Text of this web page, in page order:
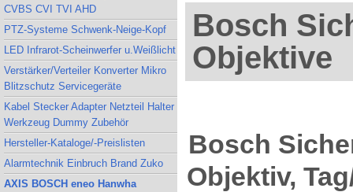
CVBS CVI TVI AHD
PTZ-Systeme Schwenk-Neige-Kopf
LED Infrarot-Scheinwerfer u.Weißlicht
Verstärker/Verteiler Konverter Mikro
Blitzschutz Servicegeräte
Kabel Stecker Adapter Netzteil Halter
Werkzeug Dummy Zubehör
Hersteller-Kataloge/-Preislisten
Alarmtechnik Einbruch Brand Zuko
AXIS BOSCH eneo Hanwha
Bosch
Objektive
Bosch
Objektiv,